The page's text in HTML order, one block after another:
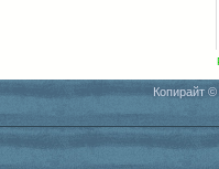
Копирайт